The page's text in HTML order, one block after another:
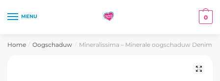
MENU 0
Home Oogschaduw Mineralissima – Minerale oogschaduw Denim